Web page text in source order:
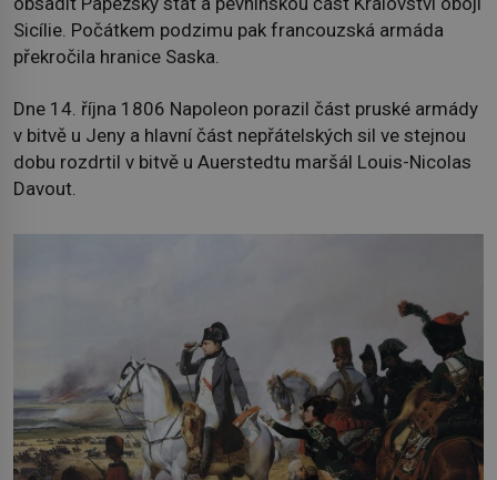
Sicílie. Počátkem podzimu pak francouzská armáda
překročila hranice Saska.
Dne 14. října 1806 Napoleon porazil část pruské armády
v bitvě u Jeny a hlavní část nepřátelských sil ve stejnou
dobu rozdrtil v bitvě u Auerstedtu maršál Louis-Nicolas
Davout.